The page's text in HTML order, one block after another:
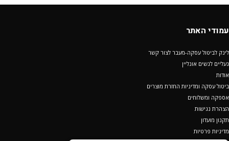
עמודי האתר
לינק לביטול עסקה-מעבר לצור קשר
נעליים לנשים אונליין
אודות
ביטול עסקה ומדיניות החזרת מוצרים
אספקה ומשלוחים
הצהרת נגישות
תקנון מועדון
מדיניות פרטיות